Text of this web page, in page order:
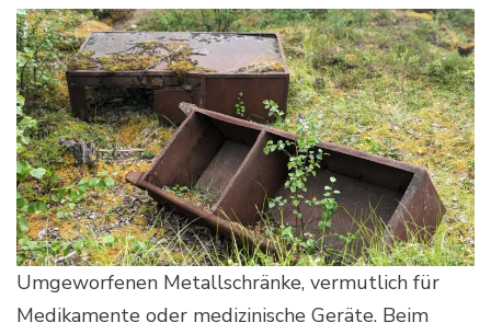
Umgeworfenen Metallschränke, vermutlich für
Medikamente oder medizinische Geräte. Beim